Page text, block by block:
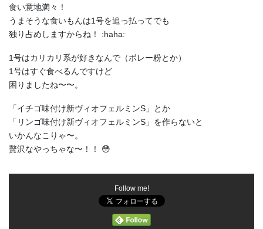
食い意地満々！
うまそうな食いもんは1号を追っ払ってでも
独り占めしますからね！ :haha:
1号はカリカリ系が好きなんで（ボレー粉とか）
1号はすぐ食べるんですけど
困りましたね〜〜。
「イチゴ味付け新ヴィオフェルミンS」とか
「リンゴ味付け新ヴィオフェルミンS」を作らないと
いかんなこりゃ〜。
贅沢なやっちゃな〜！！ 😳
Follow me!